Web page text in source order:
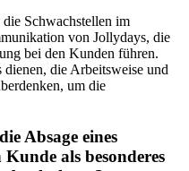
Schwachstellen im
von Jollydays, die
bei den Kunden führen.
die Arbeitsweise und
um die
Absage eines
als besonderes